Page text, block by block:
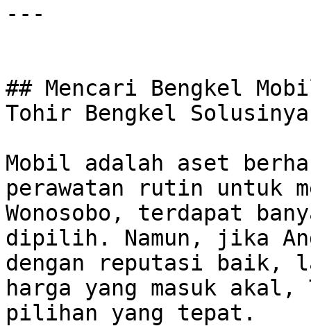
---
## Mencari Bengkel
Tohir Bengkel
Mobil adalah aset
perawatan rutin untuk
Wonosobo, terdapat
dipilih. Namun, jika
dengan reputasi baik,
harga yang masuk
pilihan yang tepat.